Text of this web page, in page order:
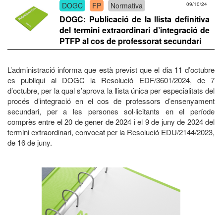
DOGC FP Normativa 09/10/24
DOGC: Publicació de la llista definitiva
del termini extraordinari d’integració de
PTFP al cos de professorat secundari
L’administració informa que està previst que el dia 11 d’octubre
es publiqui al DOGC la Resolució EDF/3601/2024, de 7
d’octubre, per la qual s’aprova la llista única per especialitats del
procés d’integració en el cos de professors d’ensenyament
secundari, per a les persones sol·licitants en el període
comprès entre el 20 de gener de 2024 i el 9 de juny de 2024 del
termini extraordinari, convocat per la Resolució EDU/2144/2023,
de 16 de juny.